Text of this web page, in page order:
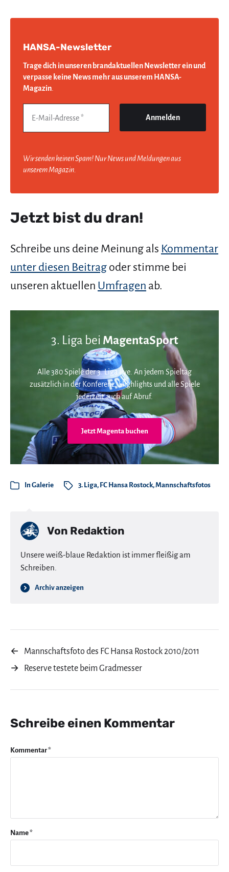
HANSA-Newsletter
Trage dich in unseren brandaktuellen Newsletter ein und
verpasse keine News mehr aus unserem HANSA-
Magazin.
Wir senden keinen Spam! Nur News und Meldungen aus
unserem Magazin.
Jetzt bist du dran!
Schreibe uns deine Meinung als Kommentar
unter diesen Beitrag oder stimme bei
unseren aktuellen Umfragen ab.
3. Liga bei MagentaSport
Alle 380 Spiele der 3. Liga live. An jedem Spieltag
zusätzlich in der Konferenz. Highlights und alle Spiele
jederzeit auch auf Abruf.
Jetzt Magenta buchen
In Galerie 3. Liga, FC Hansa Rostock,Mannschaftsfotos
Von Redaktion
Unsere weiß-blaue Redaktion ist immer fleißig am
Schreiben.
Archiv anzeigen
←
Mannschaftsfoto des FC Hansa Rostock 2010/2011
→
Reserve testete beim Gradmesser
Schreibe einen Kommentar
Kommentar*
Name*